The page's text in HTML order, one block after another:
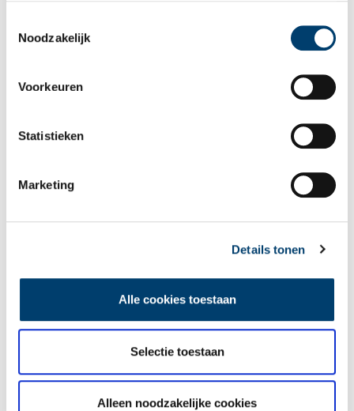
Noodzakelijk
Voorkeuren
Statistieken
Marketing
Details tonen
Alle cookies toestaan
Selectie toestaan
Alleen noodzakelijke cookies
kunt er honderden soorten in het bos voorkomende
paddenstoelen bewonderen en je steekt er nog wat van op ook.
Wandelpad nabij Boerderij Meerzicht in het Amsterdamse Bos, 1954. Collectie
Kale, lege plekken
In Kennemerland spelen soortgelijke problemen. In de NHC van